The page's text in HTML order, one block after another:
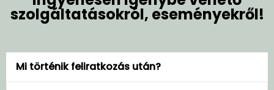
szolgáltatásokról, eseményekről!
Mi történik feliratkozás után?